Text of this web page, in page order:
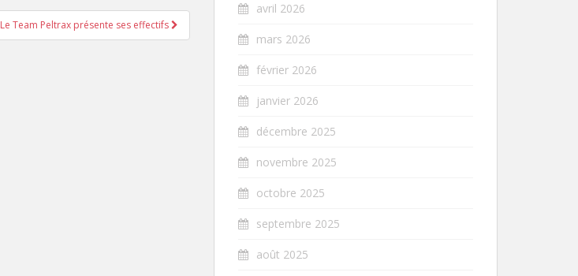
Le Team Peltrax présente ses effectifs
avril 2026
mars 2026
février 2026
janvier 2026
décembre 2025
novembre 2025
octobre 2025
septembre 2025
août 2025